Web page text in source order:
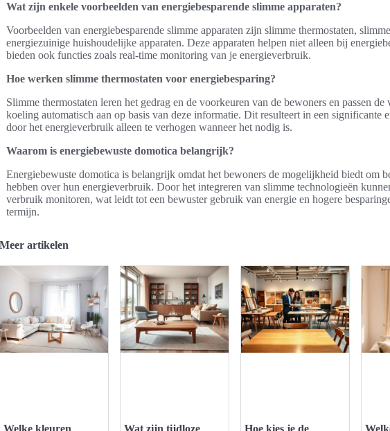
Wat zijn enkele voorbeelden van energiebesparende slimme apparaten?
Voorbeelden van energiebesparende slimme apparaten zijn slimme thermostaten,
energiezuinige huishoudelijke apparaten. Deze apparaten helpen niet alleen bij
bieden ook functies zoals real-time monitoring van je energieverbruik.
Hoe werken slimme thermostaten voor energiebesparing?
Slimme thermostaten leren het gedrag en de voorkeuren van de bewoners en passen
koeling automatisch aan op basis van deze informatie. Dit resulteert in een significante
door het energieverbruik alleen te verhogen wanneer het nodig is.
Waarom is energiebewuste domotica belangrijk?
Energiebewuste domotica is belangrijk omdat het bewoners de mogelijkheid biedt om
hebben over hun energieverbruik. Door het integreren van slimme technologieën
verbruik monitoren, wat leidt tot een bewuster gebruik van energie en hogere
termijn.
Meer artikelen